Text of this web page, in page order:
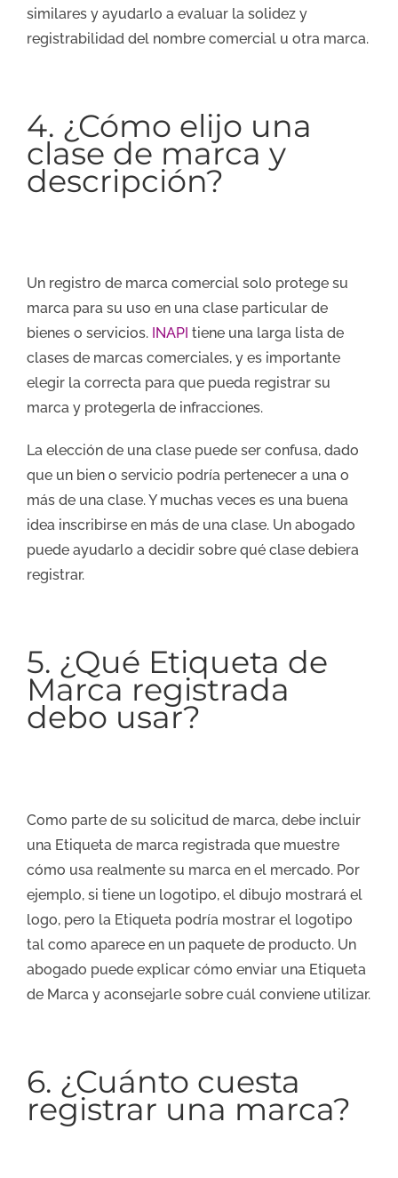
similares y ayudarlo a evaluar la solidez y
registrabilidad del nombre comercial u otra marca.
4. ¿Cómo elijo una
clase de marca y
descripción?
Un registro de marca comercial solo protege su
marca para su uso en una clase particular de
bienes o servicios. INAPI tiene una larga lista de
clases de marcas comerciales, y es importante
elegir la correcta para que pueda registrar su
marca y protegerla de infracciones.
La elección de una clase puede ser confusa, dado
que un bien o servicio podría pertenecer a una o
más de una clase. Y muchas veces es una buena
idea inscribirse en más de una clase. Un abogado
puede ayudarlo a decidir sobre qué clase debiera
registrar.
5. ¿Qué Etiqueta de
Marca registrada
debo usar?
Como parte de su solicitud de marca, debe incluir
una Etiqueta de marca registrada que muestre
cómo usa realmente su marca en el mercado. Por
ejemplo, si tiene un logotipo, el dibujo mostrará el
logo, pero la Etiqueta podría mostrar el logotipo
tal como aparece en un paquete de producto. Un
abogado puede explicar cómo enviar una Etiqueta
de Marca y aconsejarle sobre cuál conviene utilizar.
6. ¿Cuánto cuesta
registrar una marca?